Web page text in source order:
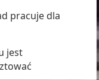
pracuje dla
jest